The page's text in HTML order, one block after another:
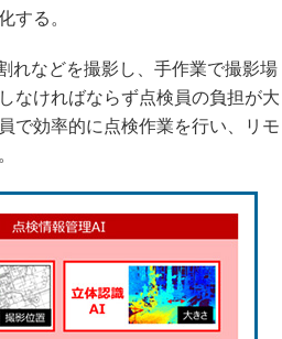
する。
れなどを撮影し、手作業で撮影場
なければならず点検員の負担が大
で効率的に点検作業を行い、リモ